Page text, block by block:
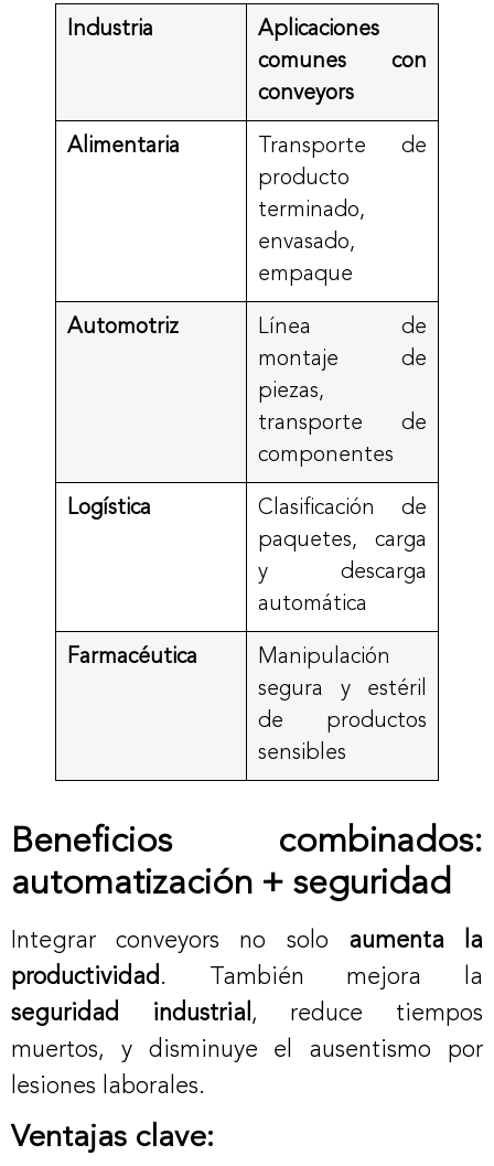
Industria
Aplicaciones
comunes con
conveyors
Alimentaria
Transporte de
producto
terminado,
envasado,
empaque
Automotriz
Línea de
montaje de
piezas,
transporte de
componentes
Logística
Clasificación de
paquetes, carga
y descarga
automática
Farmacéutica
Manipulación
segura y estéril
de productos
sensibles
Beneficios combinados:
automatización + seguridad
Integrar conveyors no solo aumenta la
productividad . También mejora la
seguridad industrial , reduce tiempos
muertos, y disminuye el ausentismo por
lesiones laborales.
Ventajas clave: